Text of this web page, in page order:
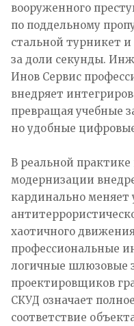
вооруженного
по поддельному
стальной турникет
за доли секунды.
Инов Сервис
внедряет
превращая учебные
но удобные
В реальной
модернизации
кардинально
хаотичного
профессиональные
логичные шлюзовые
проектировщиков
СКУД означает
соответствие